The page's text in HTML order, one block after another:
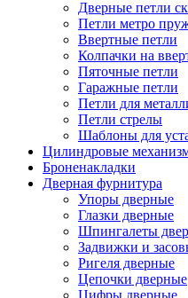
Дверные петли
Петли метро
Ввертные петли
Колпачки на
Пяточные петли
Гаражные петли
Петли для
Петли стрелы
Шаблоны для
Цилиндровые
Броненакладки
Дверная фурнитура
Упоры дверные
Глазки дверные
Шпингалеты
Задвижки и
Ригеля дверные
Цепочки дверные
Цифры дверные